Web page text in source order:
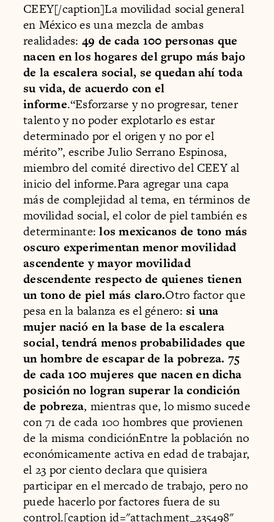
CEEY[/caption]La movilidad social general
en México es una mezcla de ambas
realidades: 49 de cada 100 personas que
nacen en los hogares del grupo más bajo
de la escalera social, se quedan ahí toda
su vida, de acuerdo con el
informe.“Esforzarse y no progresar, tener
talento y no poder explotarlo es estar
determinado por el origen y no por el
mérito”, escribe Julio Serrano Espinosa,
miembro del comité directivo del CEEY al
inicio del informe.Para agregar una capa
más de complejidad al tema, en términos de
movilidad social, el color de piel también es
determinante:los mexicanos de tono más
oscuro experimentan menor movilidad
ascendente y mayor movilidad
descendente respecto de quienes tienen
un tono de piel más claro.Otro factor que
pesa en la balanza es el género:si una
mujer nació en la base de la escalera
social, tendrá menos probabilidades que
un hombre de escapar de la pobreza. 75
de cada 100 mujeres que nacen en dicha
posición no logran superar la condición
de pobreza, mientras que, lo mismo sucede
con 71 de cada 100 hombres que provienen
de la misma condiciónEntre la población no
económicamente activa en edad de trabajar,
el 23 por ciento declara que quisiera
participar en el mercado de trabajo, pero no
puede hacerlo por factores fuera de su
control.[caption id="attachment_235498"